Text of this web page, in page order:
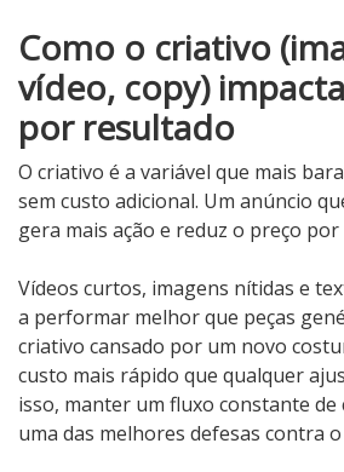
Como o criativo
vídeo, copy)
por resultado
O criativo é a variável que mais
sem custo adicional. Um anúncio
gera mais ação e reduz o preço
Vídeos curtos, imagens nítidas e
a performar melhor que peças
criativo cansado por um novo
custo mais rápido que qualquer
isso, manter um fluxo constante de
uma das melhores defesas contra